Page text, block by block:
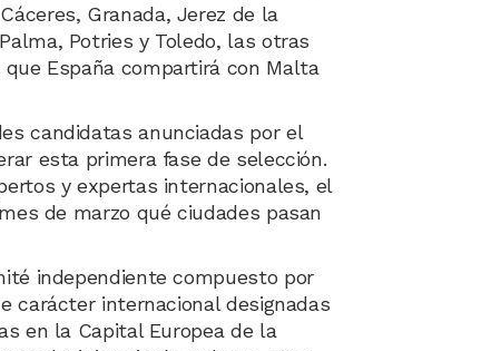
Granada, Jerez de la
Potries y Toledo, las otras
España compartirá con Malta
candidatas anunciadas por el
esta primera fase de selección.
y expertas internacionales, el
de marzo qué ciudades pasan
independiente compuesto por
carácter internacional designadas
en la Capital Europea de la